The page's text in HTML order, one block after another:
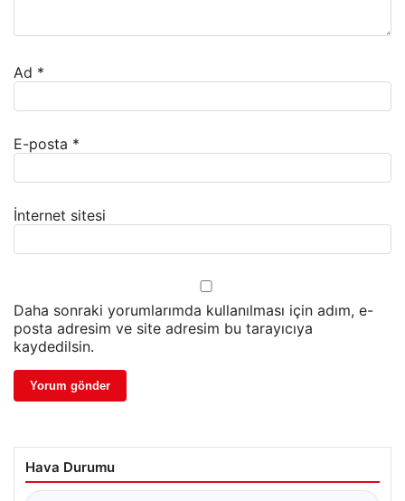
Ad *
E-posta *
İnternet sitesi
Daha sonraki yorumlarımda kullanılması için adım, e-
posta adresim ve site adresim bu tarayıcıya
kaydedilsin.
Hava Durumu